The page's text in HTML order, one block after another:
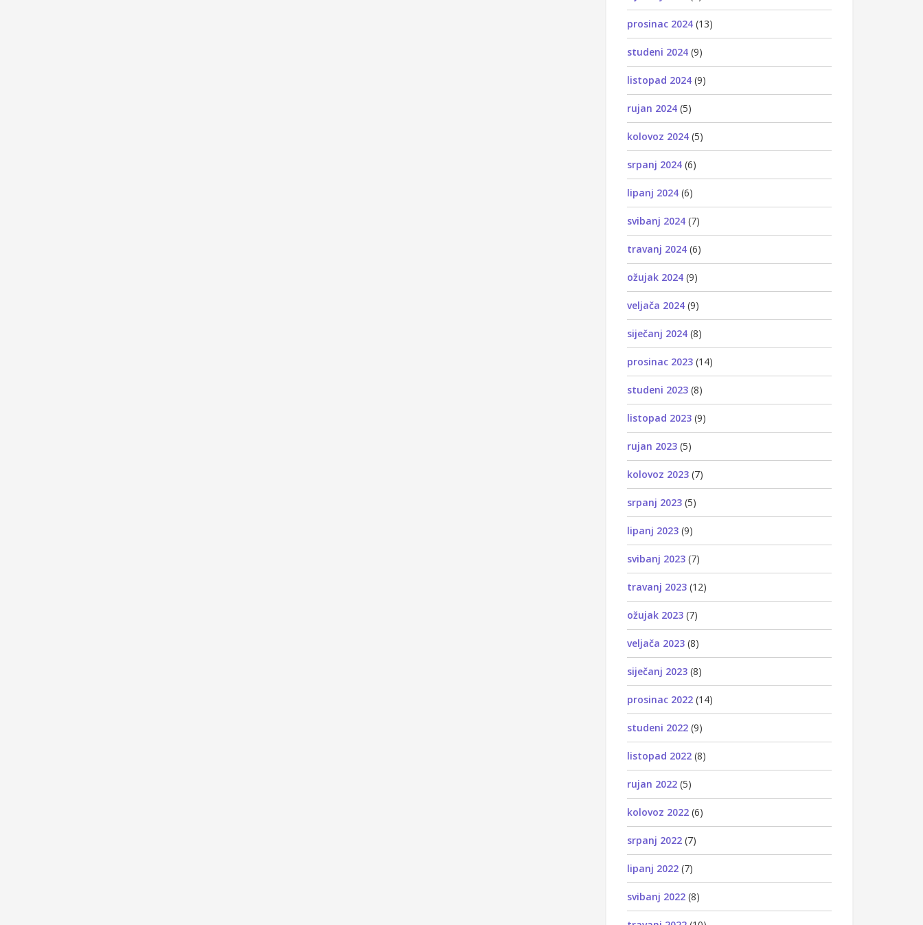
prosinac 2024 (13)
studeni 2024 (9)
listopad 2024 (9)
rujan 2024 (5)
kolovoz 2024 (5)
srpanj 2024 (6)
lipanj 2024 (6)
svibanj 2024 (7)
travanj 2024 (6)
ožujak 2024 (9)
veljača 2024 (9)
siječanj 2024 (8)
prosinac 2023 (14)
studeni 2023 (8)
listopad 2023 (9)
rujan 2023 (5)
kolovoz 2023 (7)
srpanj 2023 (5)
lipanj 2023 (9)
svibanj 2023 (7)
travanj 2023 (12)
ožujak 2023 (7)
veljača 2023 (8)
siječanj 2023 (8)
prosinac 2022 (14)
studeni 2022 (9)
listopad 2022 (8)
rujan 2022 (5)
kolovoz 2022 (6)
srpanj 2022 (7)
lipanj 2022 (7)
svibanj 2022 (8)